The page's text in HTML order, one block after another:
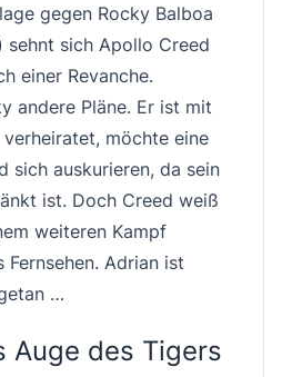
gegen Rocky Balboa
sehnt sich Apollo Creed
einer Revanche.
andere Pläne. Er ist mit
möchte eine
sich auskurieren, da sein
ist. Doch Creed weiß
weiteren Kampf
Adrian ist
…
Auge des Tigers